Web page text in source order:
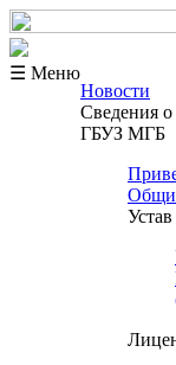
☰ Меню
Новости
Сведения
ГБУЗ МГБ